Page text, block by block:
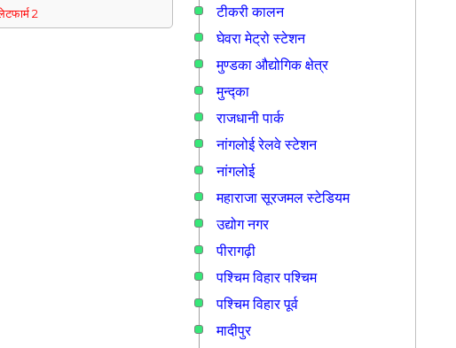
2
टीकरी कालन
घेवरा मेट्रो स्टेशन
मुण्डका औद्योगिक क्षेत्र
मुन्द्का
राजधानी पार्क
नांगलोई रेलवे स्टेशन
नांगलोई
महाराजा सूरजमल स्टेडियम
उद्योग नगर
पीरागढ़ी
पश्चिम विहार पश्चिम
पश्चिम विहार पूर्व
मादीपुर